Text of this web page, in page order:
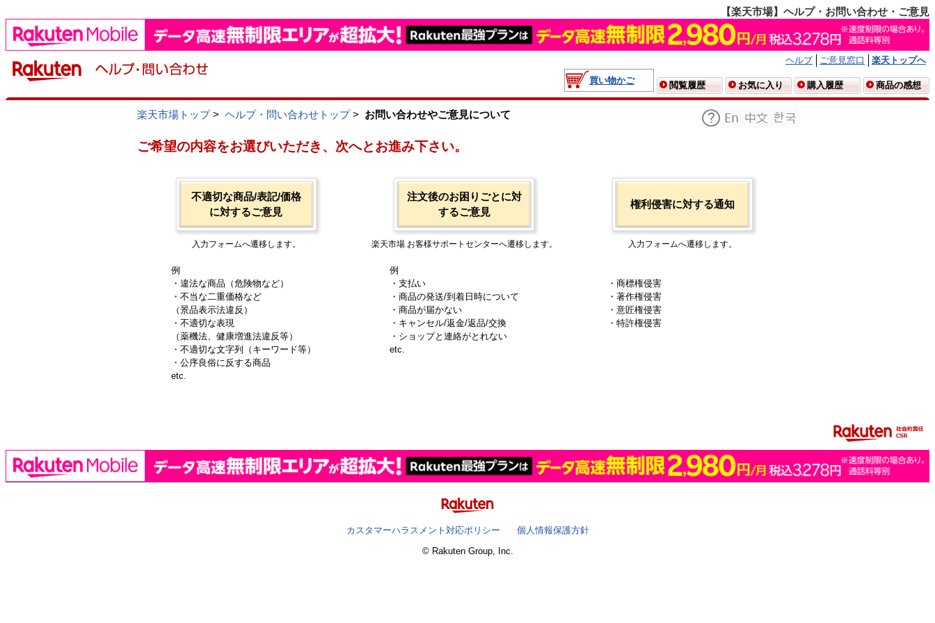
【楽天市場】ヘルプ・お問い合わせ・ご意見
ヘルプ ご意見窓口
楽天トップへ
買い物かご
閲覧履歴 お気に入り 購入履歴 商品の感想
楽天市場トップ> ヘルプ・問い合わせトップ> お問い合わせやご意見について
ご希望の内容をお選びいただき、次へとお進み下さい。
不適切な商品/表記/価格
に対するご意見
入力フォームへ遷移します。
例
・違法な商品（危険物など）
・不当な二重価格など
（景品表示法違反）
・不適切な表現
（薬機法、健康増進法違反等）
・不適切な文字列（キーワード等）
・公序良俗に反する商品
etc.
注文後のお困りごとに対
するご意見
楽天市場 お客様サポートセンターへ遷移します。
例
・支払い
・商品の発送/到着日時について
・商品が届かない
・キャンセル/返金/返品/交換
・ショップと連絡がとれない
etc.
権利侵害に対する通知
入力フォームへ遷移します。
・商標権侵害
・著作権侵害
・意匠権侵害
・特許権侵害
カスタマーハラスメント対応ポリシー
個人情報保護方針
© Rakuten Group, Inc.